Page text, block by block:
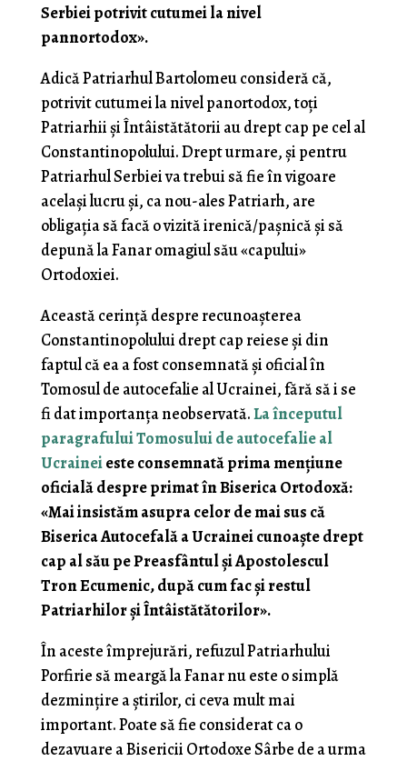
Serbiei potrivit cutumei la nivel
pannortodox».
Adică Patriarhul Bartolomeu consideră că,
potrivit cutumei la nivel panortodox, toți
Patriarhii și Întâistătătorii au drept cap pe cel al
Constantinopolului. Drept urmare, și pentru
Patriarhul Serbiei va trebui să fie în vigoare
același lucru și, ca nou-ales Patriarh, are
obligația să facă o vizită irenică/pașnică și să
depună la Fanar omagiul său «capului»
Ortodoxiei.
Această cerință despre recunoașterea
Constantinopolului drept cap reiese și din
faptul că ea a fost consemnată și oficial în
Tomosul de autocefalie al Ucrainei, fără să i se
fi dat importanța neobservată.La începutul
paragrafului Tomosului de autocefalie al
Ucraineieste consemnată prima mențiune
oficială despre primat în Biserica Ortodoxă:
«Mai insistăm asupra celor de mai sus că
Biserica Autocefală a Ucrainei cunoaște drept
cap al său pe Preasfântul și Apostolescul
Tron Ecumenic, după cum fac și restul
Patriarhilor și Întâistătătorilor».
În aceste împrejurări, refuzul Patriarhului
Porfirie să meargă la Fanar nu este o simplă
dezmințire a știrilor, ci ceva mult mai
important. Poate să fie considerat ca o
dezavuare a Bisericii Ortodoxe Sârbe de a urma